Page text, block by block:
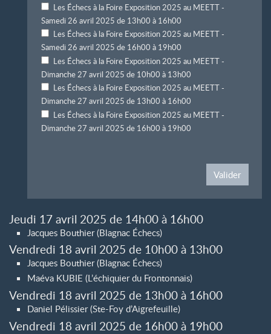
Les Échecs à la Foire Exposition 2025 au MEETT -
Samedi 26 avril 2025 de 13h00 à 16h00
Les Échecs à la Foire Exposition 2025 au MEETT -
Samedi 26 avril 2025 de 16h00 à 19h00
Les Échecs à la Foire Exposition 2025 au MEETT -
Dimanche 27 avril 2025 de 10h00 à 13h00
Les Échecs à la Foire Exposition 2025 au MEETT -
Dimanche 27 avril 2025 de 13h00 à 16h00
Les Échecs à la Foire Exposition 2025 au MEETT -
Dimanche 27 avril 2025 de 16h00 à 19h00
Valider
Jeudi 17 avril 2025 de 14h00 à 16h00
Jacques Bouthier (Blagnac Échecs)
Vendredi 18 avril 2025 de 10h00 à 13h00
Jacques Bouthier (Blagnac Échecs)
Maéva KUBIE (L’échiquier du Frontonnais)
Vendredi 18 avril 2025 de 13h00 à 16h00
Daniel Pélissier (Ste-Foy d’Aigrefeuille)
Vendredi 18 avril 2025 de 16h00 à 19h00